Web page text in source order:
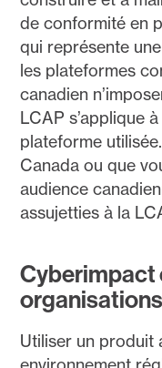
de conformité en
qui représente
les plateformes
canadien
LCAP s’applique
plateforme
Canada ou que
audience
assujetties à la
Cyberimpact
Utiliser un produit